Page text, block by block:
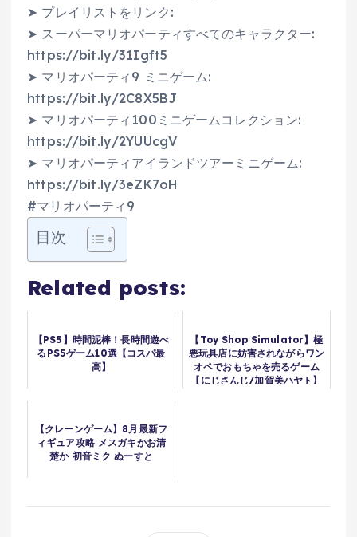
➤ プレイリストをリンク:
➤ スーパーマリオパーティすべてのキャラクター:
https://bit.ly/31Igft5
➤ マリオパーティ9 ミニゲーム:
https://bit.ly/2C8X5BJ
➤ マリオパーティ100ミニゲームコレクション:
https://bit.ly/2YUUcgV
➤ マリオパーティアイランドツアーミニゲーム:
https://bit.ly/3eZK7oH
#マリオパーティ9
目次
Related posts:
【PS5】時間泥棒！長時間遊べ
るPS5ゲーム10選【コスパ最
高】
【Toy Shop Simulator】極
悪玩具店に妨害されながらワン
オペでおもちゃを売るゲーム
【にじさんじ/加賀美ハヤト】
【クレーンゲーム】8月最新フ
ィギュア攻略 メスガキかお清
楚か 初音ミク ぬーすと